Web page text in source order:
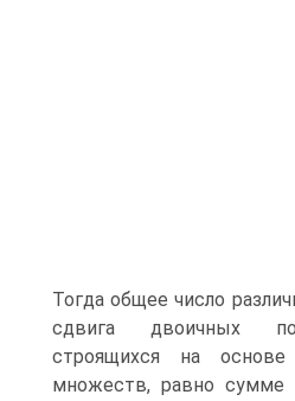
Тогда общее число
сдвига двоичных
строящихся на основе
множеств, равно сумме